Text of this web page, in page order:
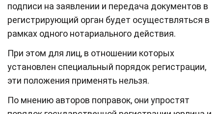
подписи на заявлении и передача документов в
регистрирующий орган будет осуществляться в
рамках одного нотариального действия.
При этом для лиц, в отношении которых
установлен специальный порядок регистрации,
эти положения применять нельзя.
По мнению авторов поправок, они упростят